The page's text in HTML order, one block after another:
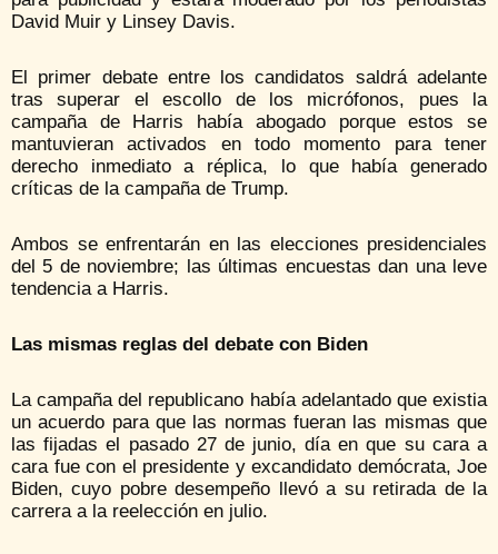
David Muir y Linsey Davis.
El primer debate entre los candidatos saldrá adelante
tras superar el escollo de los micrófonos, pues la
campaña de Harris había abogado porque estos se
mantuvieran activados en todo momento para tener
derecho inmediato a réplica, lo que había generado
críticas de la campaña de Trump.
Ambos se enfrentarán en las elecciones presidenciales
del 5 de noviembre; las últimas encuestas dan una leve
tendencia a Harris.
Las mismas reglas del debate con Biden
La campaña del republicano había adelantado que existia
un acuerdo para que las normas fueran las mismas que
las fijadas el pasado 27 de junio, día en que su cara a
cara fue con el presidente y excandidato demócrata, Joe
Biden, cuyo pobre desempeño llevó a su retirada de la
carrera a la reelección en julio.